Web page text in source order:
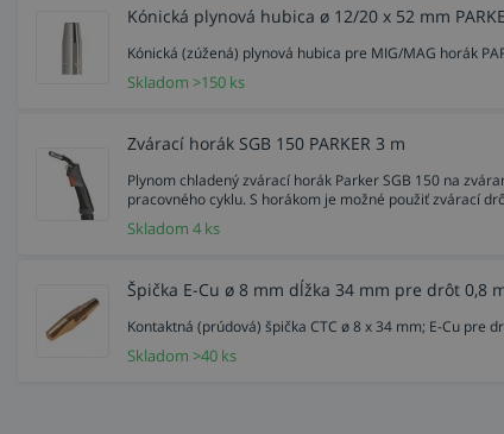
Kónická plynová hubica ø 12/20 x 52 mm
Kónická (zúžená) plynová hubica pre MIG/MAG horák
Skladom >150 ks
Zvárací horák SGB 150 PARKER 3 m
Plynom chladený zvárací horák Parker SGB 150 na
pracovného cyklu. S horákom je možné použiť zvárací
Skladom 4 ks
Špička E-Cu ø 8 mm dĺžka 34 mm pre drôt 0,8
Kontaktná (prúdová) špička CTC ø 8 x 34 mm; E-Cu pre
Skladom >40 ks